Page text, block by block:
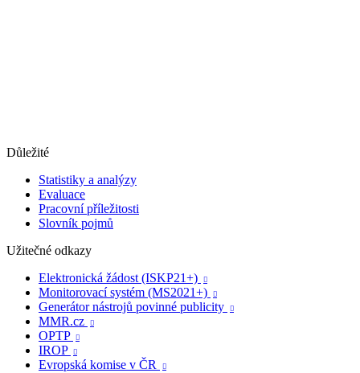
Důležité
Statistiky a analýzy
Evaluace
Pracovní příležitosti
Slovník pojmů
Užitečné odkazy
Elektronická žádost (ISKP21+)

Monitorovací systém (MS2021+) 
Generátor nástrojů povinné publicity 
MMR.cz 
OPTP 
IROP 
Evropská komise v ČR 